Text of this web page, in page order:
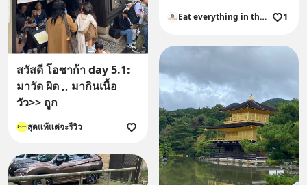
Eat everything in the world 1
สวัสดี โอซาก้า day 5.1:
มาวัด ผิด ,, มากินเนื้อ
วัว>> ถูก
สุดแท้แต่จะรีวิว